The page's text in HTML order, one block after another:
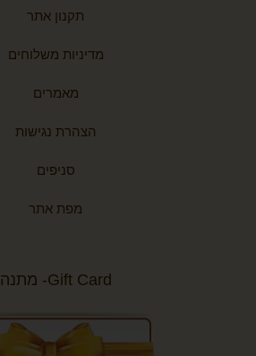
תקנון אתר
מדיניות משלוחים
מאמרים
הצהרת נגישות
סניפים
מפת אתר
Gift Card- מתנה